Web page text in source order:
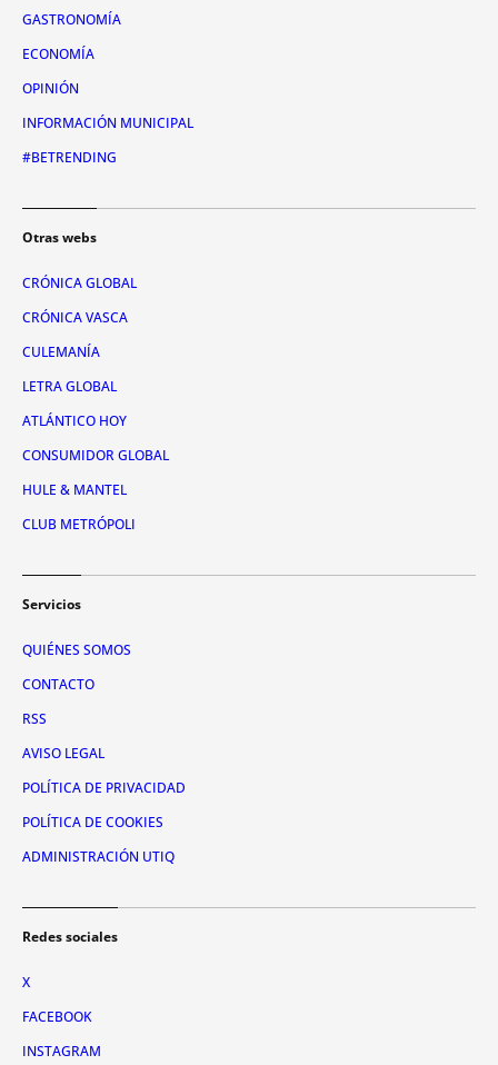
GASTRONOMÍA
ECONOMÍA
OPINIÓN
INFORMACIÓN MUNICIPAL
#BETRENDING
Otras webs
CRÓNICA GLOBAL
CRÓNICA VASCA
CULEMANÍA
LETRA GLOBAL
ATLÁNTICO HOY
CONSUMIDOR GLOBAL
HULE & MANTEL
CLUB METRÓPOLI
Servicios
QUIÉNES SOMOS
CONTACTO
RSS
AVISO LEGAL
POLÍTICA DE PRIVACIDAD
POLÍTICA DE COOKIES
ADMINISTRACIÓN UTIQ
Redes sociales
X
FACEBOOK
INSTAGRAM